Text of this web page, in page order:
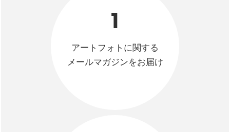
1
アートフォトに関する
メールマガジンをお届け